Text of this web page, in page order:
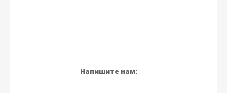
Напишите нам: